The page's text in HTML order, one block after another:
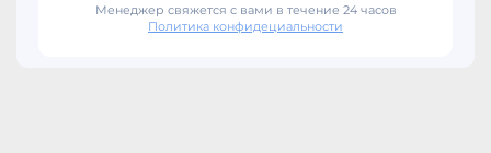
Менеджер свяжется с вами в течение 24 часов
Политика конфидециальности